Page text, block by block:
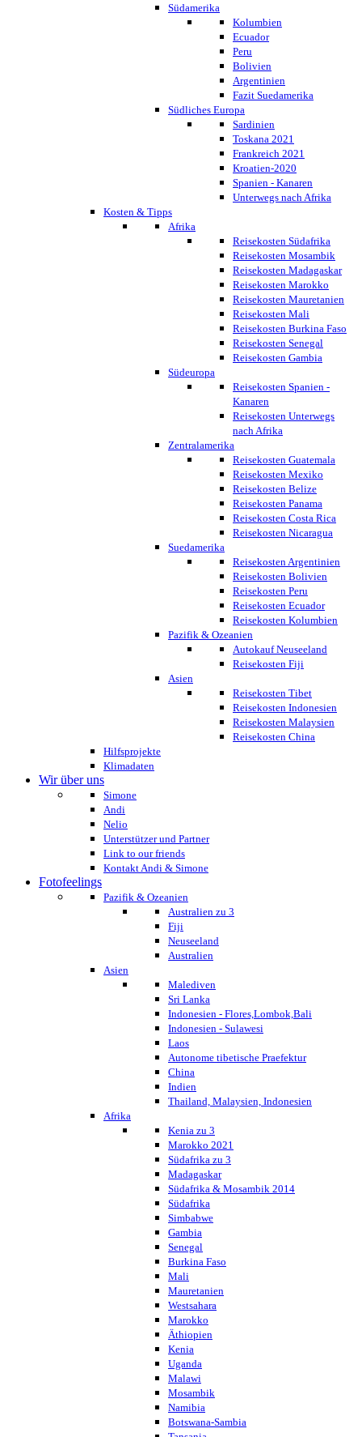
Südamerika
Kolumbien
Ecuador
Peru
Bolivien
Argentinien
Fazit Suedamerika
Südliches Europa
Sardinien
Toskana 2021
Frankreich 2021
Kroatien-2020
Spanien - Kanaren
Unterwegs nach Afrika
Kosten & Tipps
Afrika
Reisekosten Südafrika
Reisekosten Mosambik
Reisekosten Madagaskar
Reisekosten Marokko
Reisekosten Mauretanien
Reisekosten Mali
Reisekosten Burkina Faso
Reisekosten Senegal
Reisekosten Gambia
Südeuropa
Reisekosten Spanien -
Kanaren
Reisekosten Unterwegs
nach Afrika
Zentralamerika
Reisekosten Guatemala
Reisekosten Mexiko
Reisekosten Belize
Reisekosten Panama
Reisekosten Costa Rica
Reisekosten Nicaragua
Suedamerika
Reisekosten Argentinien
Reisekosten Bolivien
Reisekosten Peru
Reisekosten Ecuador
Reisekosten Kolumbien
Pazifik & Ozeanien
Autokauf Neuseeland
Reisekosten Fiji
Asien
Reisekosten Tibet
Reisekosten Indonesien
Reisekosten Malaysien
Reisekosten China
Hilfsprojekte
Klimadaten
Wir über uns
Simone
Andi
Nelio
Unterstützer und Partner
Link to our friends
Kontakt Andi & Simone
Fotofeelings
Pazifik & Ozeanien
Australien zu 3
Fiji
Neuseeland
Australien
Asien
Malediven
Sri Lanka
Indonesien - Flores,Lombok,Bali
Indonesien - Sulawesi
Laos
Autonome tibetische Praefektur
China
Indien
Thailand, Malaysien, Indonesien
Afrika
Kenia zu 3
Marokko 2021
Südafrika zu 3
Madagaskar
Südafrika & Mosambik 2014
Südafrika
Simbabwe
Gambia
Senegal
Burkina Faso
Mali
Mauretanien
Westsahara
Marokko
Äthiopien
Kenia
Uganda
Malawi
Mosambik
Namibia
Botswana-Sambia